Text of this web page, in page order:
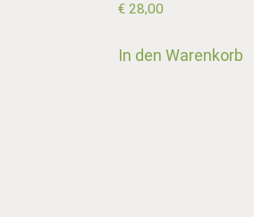
€28,00
In den Warenkorb